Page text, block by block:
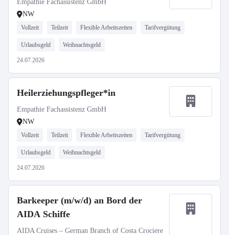
Empathie Fachassistenz GmbH
NW
Vollzeit Teilzeit Flexible Arbeitszeiten Tarifvergütung
Urlaubsgeld Weihnachtsgeld
24.07.2026
Heilerziehungspfleger*in
Empathie Fachassistenz GmbH
NW
Vollzeit Teilzeit Flexible Arbeitszeiten Tarifvergütung
Urlaubsgeld Weihnachtsgeld
24.07.2026
Barkeeper (m/w/d) an Bord der
AIDA Schiffe
AIDA Cruises – German Branch of Costa Crociere